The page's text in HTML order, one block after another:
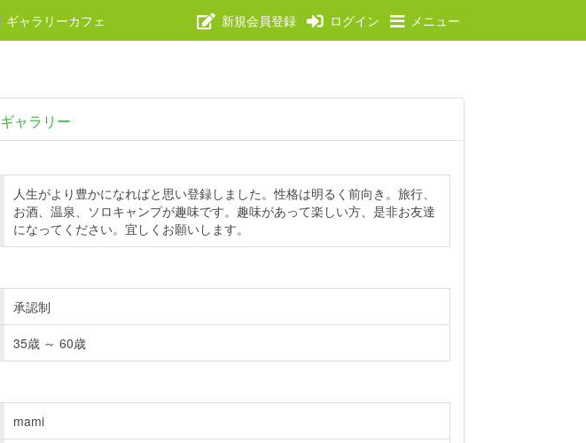
ギャラリーカフェ 新規会員登録 ログイン メニュー
ギャラリー
人生がより豊かになればと思い登録しました。性格は明るく前向き。旅行、
お酒、温泉、ソロキャンプが趣味です。趣味があって楽しい方、是非お友達
になってください。宜しくお願いします。
承認制
35歳 ～ 60歳
mami